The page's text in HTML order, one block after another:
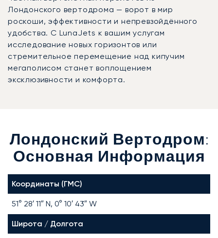
Лондонского вертодрома — ворот в мир
роскоши, эффективности и непревзойдённого
удобства. С LunaJets к вашим услугам
исследование новых горизонтов или
стремительное перемещение над кипучим
мегаполисом станет воплощением
эксклюзивности и комфорта.
Лондонский Вертодром:
Основная Информация
Координаты (ГМС)
51° 28′ 11″ N, 0° 10′ 43″ W
Широта / Долгота